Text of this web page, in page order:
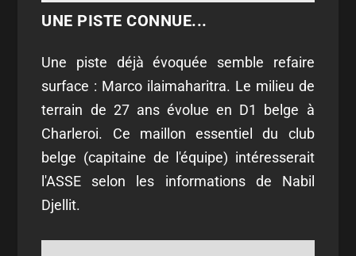
UNE PISTE CONNUE...
Une piste déjà évoquée semble refaire
surface : Marco ilaimaharitra. Le milieu de
terrain de 27 ans évolue en D1 belge à
Charleroi. Ce maillon essentiel du club
belge (capitaine de l'équipe) intéresserait
l'ASSE selon les informations de Nabil
Djellit.